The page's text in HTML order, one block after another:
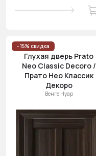
- 15% скидка
Глухая дверь Prato
Neo Classic Decoro /
Прато Нео Классик
Декоро
Венге Нуар